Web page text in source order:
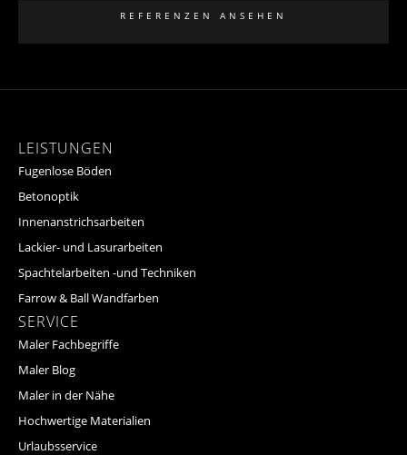
REFERENZEN ANSEHEN
LEISTUNGEN
Fugenlose Böden
Betonoptik
Innenanstrichsarbeiten
Lackier- und Lasurarbeiten
Spachtelarbeiten -und Techniken
Farrow & Ball Wandfarben
SERVICE
Maler Fachbegriffe
Maler Blog
Maler in der Nähe
Hochwertige Materialien
Urlaubsservice